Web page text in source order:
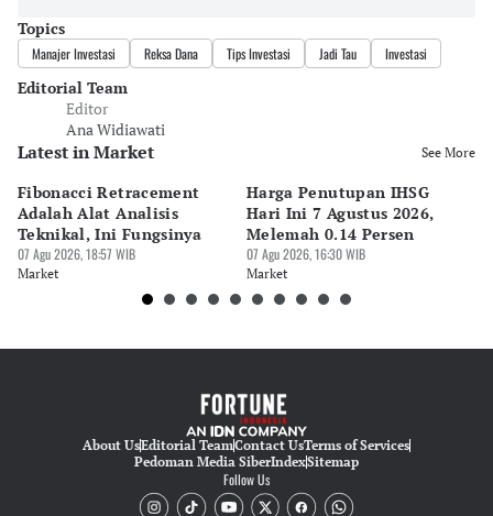
Topics
Manajer Investasi Reksa Dana Tips Investasi Jadi Tau Investasi
Editorial Team
Editor
Ana Widiawati
Latest in Market See More
Fibonacci Retracement
Adalah Alat Analisis
Teknikal, Ini Fungsinya
07 Agu 2026, 18:57 WIB
Market
Harga Penutupan IHSG
Hari Ini 7 Agustus 2026,
Melemah 0.14 Persen
07 Agu 2026, 16:30 WIB
Market
About UsEditorial TeamContact UsTerms of Services
Pedoman Media SiberIndexSitemap
Follow Us